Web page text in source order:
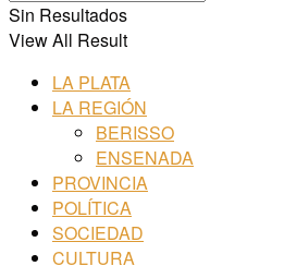
Sin Resultados
View All Result
LA PLATA
LA REGIÓN
BERISSO
ENSENADA
PROVINCIA
POLÍTICA
SOCIEDAD
CULTURA